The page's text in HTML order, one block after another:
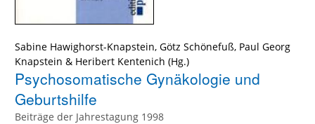
Sabine Hawighorst-Knapstein, Götz Schönefuß, Paul Georg
Knapstein & Heribert Kentenich
Psychosomatische Gynäkologie und
Geburtshilfe
Beiträge der Jahrestagung 1998